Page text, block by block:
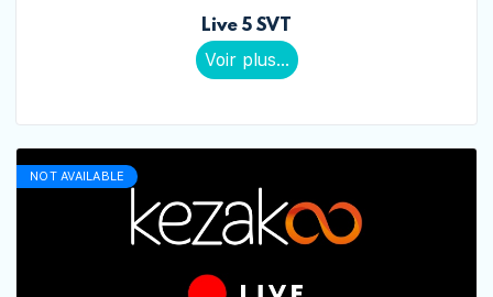
Live 5 SVT
Voir plus...
NOT AVAILABLE